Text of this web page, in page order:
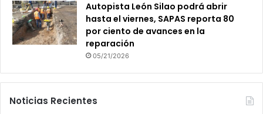
Autopista León Silao podrá abrir
hasta el viernes, SAPAS reporta 80
por ciento de avances en la
reparación
05/21/2026
Noticias Recientes